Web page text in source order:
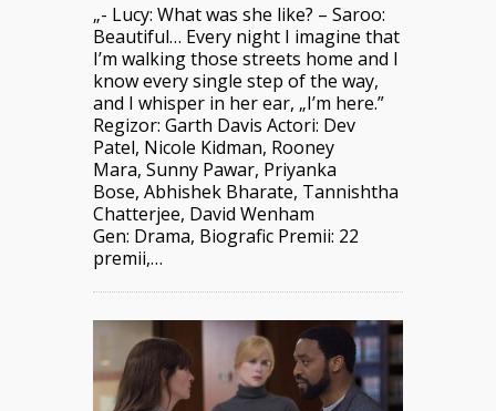
„- Lucy: What was she like? – Saroo:
Beautiful… Every night I imagine that
I’m walking those streets home and I
know every single step of the way,
and I whisper in her ear, „I’m here.”
Regizor: Garth Davis Actori: Dev
Patel, Nicole Kidman, Rooney
Mara, Sunny Pawar, Priyanka
Bose, Abhishek Bharate, Tannishtha
Chatterjee, David Wenham
Gen: Drama, Biografic Premii: 22
premii,…